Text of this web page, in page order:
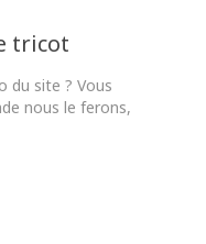
tricot
du site ? Vous
nous le ferons,